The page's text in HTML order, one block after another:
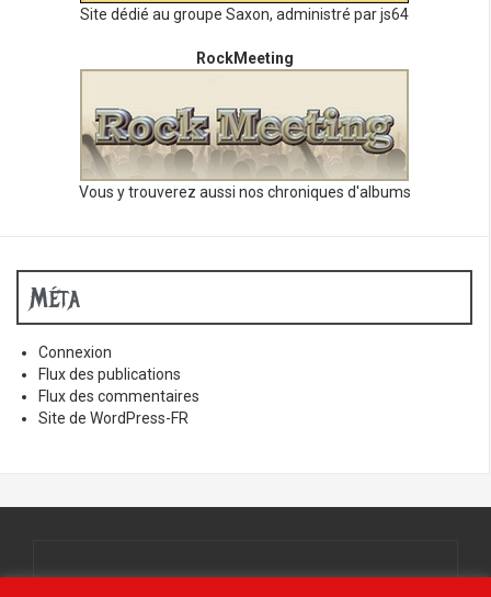
Site dédié au groupe Saxon, administré par js64
RockMeeting
Vous y trouverez aussi nos chroniques d'albums
Méta
Connexion
Flux des publications
Flux des commentaires
Site de WordPress-FR